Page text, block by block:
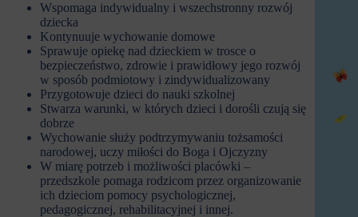
Wspomaga indywidualny i wszechstronny rozwój
dziecka
Kontynuuje wychowanie domowe
Sprawuje opiekę nad dzieckiem w trosce o
bezpieczeństwo, zdrowie i prawidłowy jego rozwój
w sposób podmiotowy i zindywidualizowany
Przygotowuje dzieci do nauki szkolnej
Stwarza warunki, w których dzieci i dorośli czują się
dobrze
Wychowanie służy podtrzymywaniu tożsamości
narodowej, uczy miłości do Boga i Ojczyzny
W miarę potrzeb i możliwości placówki –
przedszkole pomaga rodzicom przez organizowanie
ich dzieciom pomocy psychologicznej,
pedagogicznej, rehabilitacyjnej i innej.